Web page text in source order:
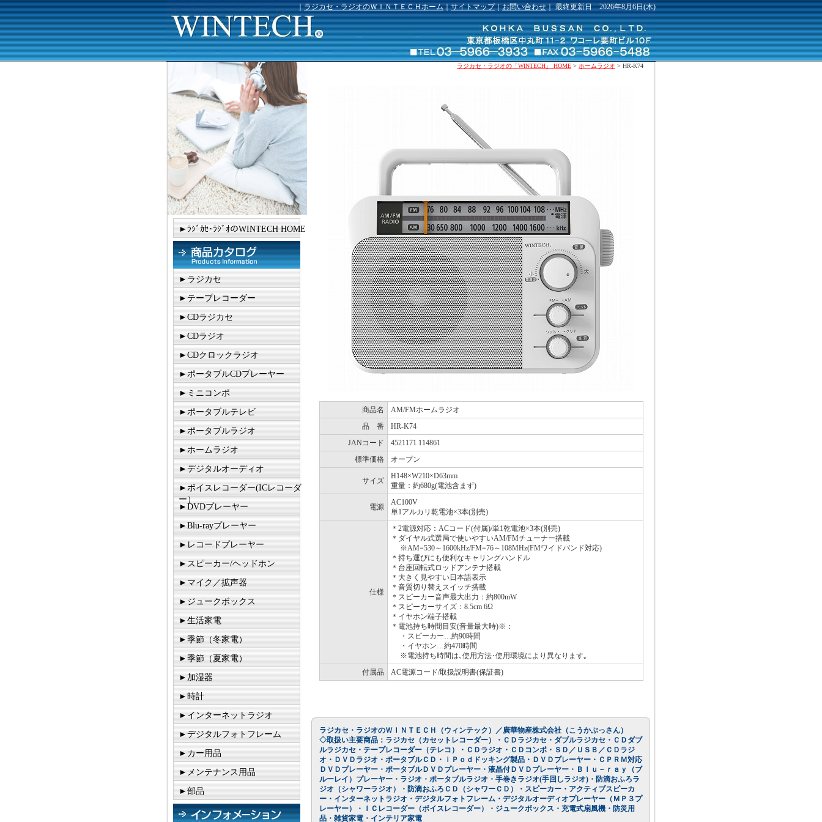
｜ラジカセ・ラジオのＷＩＮＴＥＣＨホーム｜サイトマップ｜お問い合わせ｜ 最終更新日 2026年8月6日(木)
►ﾗｼﾞｶｾ･ﾗｼﾞｵのWINTECH HOME
►ラジカセ
►テープレコーダー
►CDラジカセ
►CDラジオ
►CDクロックラジオ
►ポータブルCDプレーヤー
►ミニコンポ
►ポータブルテレビ
►ポータブルラジオ
►ホームラジオ
►デジタルオーディオ
►ボイスレコーダー(ICレコーダ
ー）
►DVDプレーヤー
►Blu-rayプレーヤー
►レコードプレーヤー
►スピーカー/ヘッドホン
►マイク／拡声器
►ジュークボックス
►生活家電
►季節（冬家電）
►季節（夏家電）
►加湿器
►時計
►インターネットラジオ
►デジタルフォトフレーム
►カー用品
►メンテナンス用品
►部品
ラジカセ・ラジオの「WINTECH」 HOME > ホームラジオ > HR-K74
商品名
AM/FMホームラジオ
品 番
HR-K74
JANコード
4521171 114861
標準価格
オープン
サイズ
H148×W210×D63mm
重量：約680g(電池含まず)
電源
AC100V
単1アルカリ乾電池×3本(別売)
仕様
＊2電源対応：ACコード(付属)/単1乾電池×3本(別売)
＊ダイヤル式選局で使いやすいAM/FMチューナー搭載
※AM=530～1600kHz/FM=76～108MHz(FMワイドバンド対応)
＊持ち運びにも便利なキャリングハンドル
＊台座回転式ロッドアンテナ搭載
＊大きく見やすい日本語表示
＊音質切り替えスイッチ搭載
＊スピーカー音声最大出力：約800mW
＊スピーカーサイズ：8.5cm 6Ω
＊イヤホン端子搭載
＊電池持ち時間目安(音量最大時)※：
・スピーカー…約90時間
・イヤホン…約470時間
※電池持ち時間は､使用方法･使用環境により異なります｡
付属品
AC電源コード/取扱説明書(保証書)
ラジカセ・ラジオのＷＩＮＴＥＣＨ
（ウィンテック）／廣華物産株式会社（こうかぶっさん）
◇取扱い主要商品：ラジカセ（カセットレコーダー）・ＣＤラジカセ・ダブルラジカセ・ＣＤダブ
ルラジカセ・テープレコーダー（テレコ）・ＣＤラジオ・ＣＤコンポ・ＳＤ／ＵＳＢ／ＣＤラジ
オ・ＤＶＤラジオ・ポータブルＣＤ・ｉＰｏｄドッキング製品・ＤＶＤプレーヤー・ＣＰＲＭ対応
ＤＶＤプレーヤー・ポータブルＤＶＤプレーヤー・液晶付ＤＶＤプレーヤー・Ｂｌｕ－ｒａｙ（ブ
ルーレイ）プレーヤー・ラジオ・ポータブルラジオ・手巻きラジオ(手回しラジオ)・防滴おふろラ
ジオ（シャワーラジオ）・防滴おふろＣＤ（シャワーＣＤ）・スピーカー・アクティブスピーカ
ー・インターネットラジオ・デジタルフォトフレーム・デジタルオーディオプレーヤー（ＭＰ３プ
レーヤー）・ＩＣレコーダー（ボイスレコーダー）・ジュークボックス・充電式扇風機・防災用
品・雑貨家電・インテリア家電